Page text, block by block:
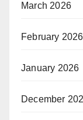
March 2026
February 2026
January 2026
December